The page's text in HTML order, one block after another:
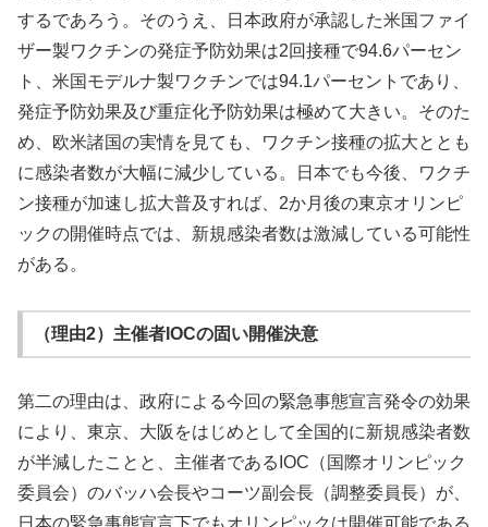
するであろう。そのうえ、日本政府が承認した米国ファイ
ザー製ワクチンの発症予防効果は2回接種で94.6パーセン
ト、米国モデルナ製ワクチンでは94.1パーセントであり、
発症予防効果及び重症化予防効果は極めて大きい。そのた
め、欧米諸国の実情を見ても、ワクチン接種の拡大ととも
に感染者数が大幅に減少している。日本でも今後、ワクチ
ン接種が加速し拡大普及すれば、2か月後の東京オリンピ
ックの開催時点では、新規感染者数は激減している可能性
がある。
（理由2）主催者IOCの固い開催決意
第二の理由は、政府による今回の緊急事態宣言発令の効果
により、東京、大阪をはじめとして全国的に新規感染者数
が半減したことと、主催者であるIOC（国際オリンピック
委員会）のバッハ会長やコーツ副会長（調整委員長）が、
日本の緊急事態宣言下でもオリンピックは開催可能である